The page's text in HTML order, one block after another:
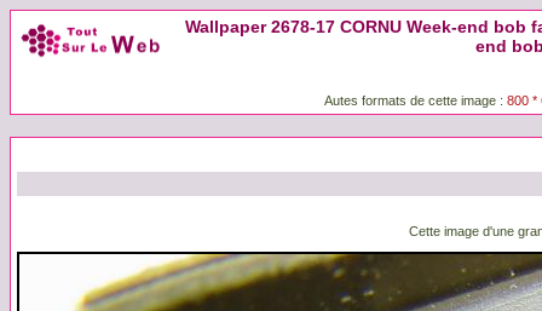
Wallpaper 2678-17 CORNU Week-end bob
end
Autes formats de cette image : 800 *
Cette image d'une